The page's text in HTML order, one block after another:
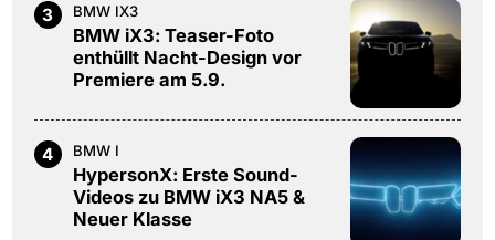
3 BMW IX3
BMW iX3: Teaser-Foto
enthüllt Nacht-Design vor
Premiere am 5.9.
4 BMW I
HypersonX: Erste Sound-
Videos zu BMW iX3 NA5 &
Neuer Klasse